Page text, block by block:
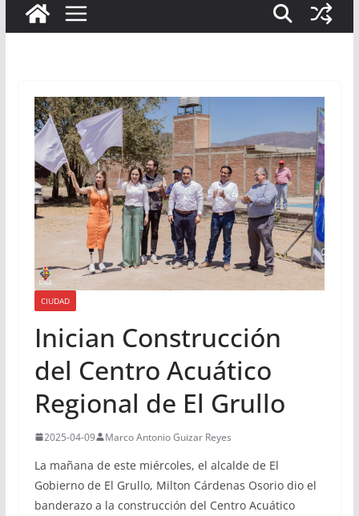
CIUDAD
Inician Construcción
del Centro Acuático
Regional de El Grullo
2025-04-09 Marco Antonio Guizar Reyes
La mañana de este miércoles, el alcalde de El
Gobierno de El Grullo, Milton Cárdenas Osorio dio el
banderazo a la construcción del Centro Acuático